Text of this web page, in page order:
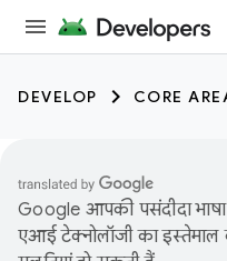
DEVELOP CORE
Google आपकी पसंदीदा
एआई टेक्नोलॉजी का